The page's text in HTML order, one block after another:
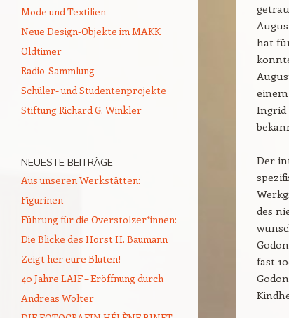
hat
Ingrid
Der
des
fast
Mode und Textilien
Neue Design-Objekte im MAKK
Oldtimer
Radio-Sammlung
Schüler- und Studentenprojekte
Stiftung Richard G. Winkler
NEUESTE BEITRÄGE
Aus unseren Werkstätten:
Figurinen
Führung für die Overstolzer*innen:
Die Blicke des Horst H. Baumann
Zeigt her eure Blüten!
40 Jahre LAIF – Eröffnung durch
Andreas Wolter